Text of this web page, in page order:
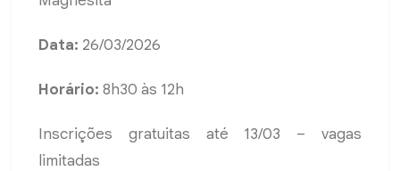
Data: 26/03/2026
Horário: 8h30 às 12h
Inscrições gratuitas até 13/03 – vagas
limitadas